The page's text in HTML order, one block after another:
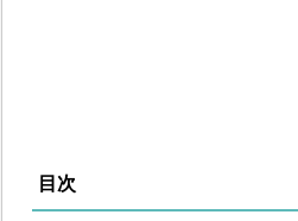
目次